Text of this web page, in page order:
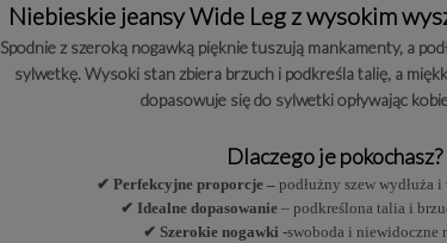
Niebieskie jeansy Wide Leg z wysokim
Spodnie z szeroką nogawką pięknie tuszują mankamenty, a
sylwetkę.Wysoki stan zbiera brzuch i podkreśla talię, a
dopasowuje się do sylwetki opływając
Dlaczego je pokochasz?
✔ Perfekcyjne proporcje – podłużny szew wydłuża
✔ Idealne dopasowanie– podkreślona talia i
✔ Szerokie nogawki -swoboda i niewidoczne